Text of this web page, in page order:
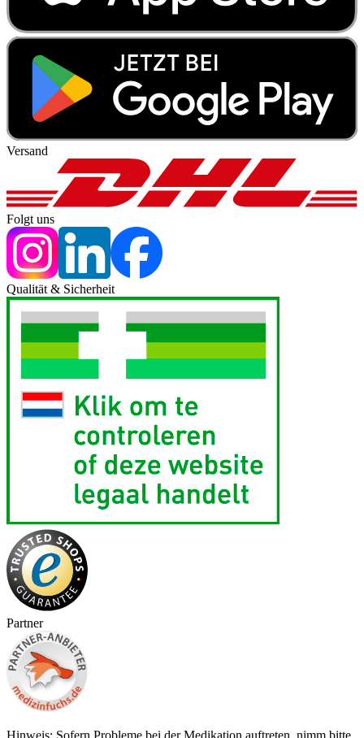
Versand
Folgt uns
Qualität & Sicherheit
Partner